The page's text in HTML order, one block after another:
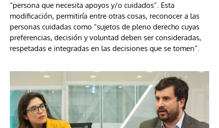
“persona que necesita apoyos y/o cuidados”. Esta
modificación, permitiría entre otras cosas, reconocer a las
personas cuidadas como “sujetos de pleno derecho cuyas
preferencias, decisión y voluntad deben ser consideradas,
respetadas e integradas en las decisiones que se tomen”.